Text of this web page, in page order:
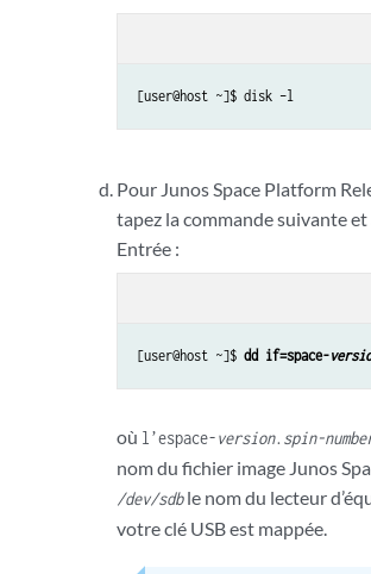
[user@host ~]$ disk –l
Pour Junos Space Platform
tapez la commande suivante
Entrée :
[user@host ~]$ dd if=space-
où l’espace-version. spin-
nom du fichier image Junos
/dev/sdble nom du lecteur
votre clé USB est mappée.